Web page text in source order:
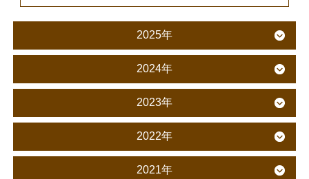
2025年
2024年
2023年
2022年
2021年